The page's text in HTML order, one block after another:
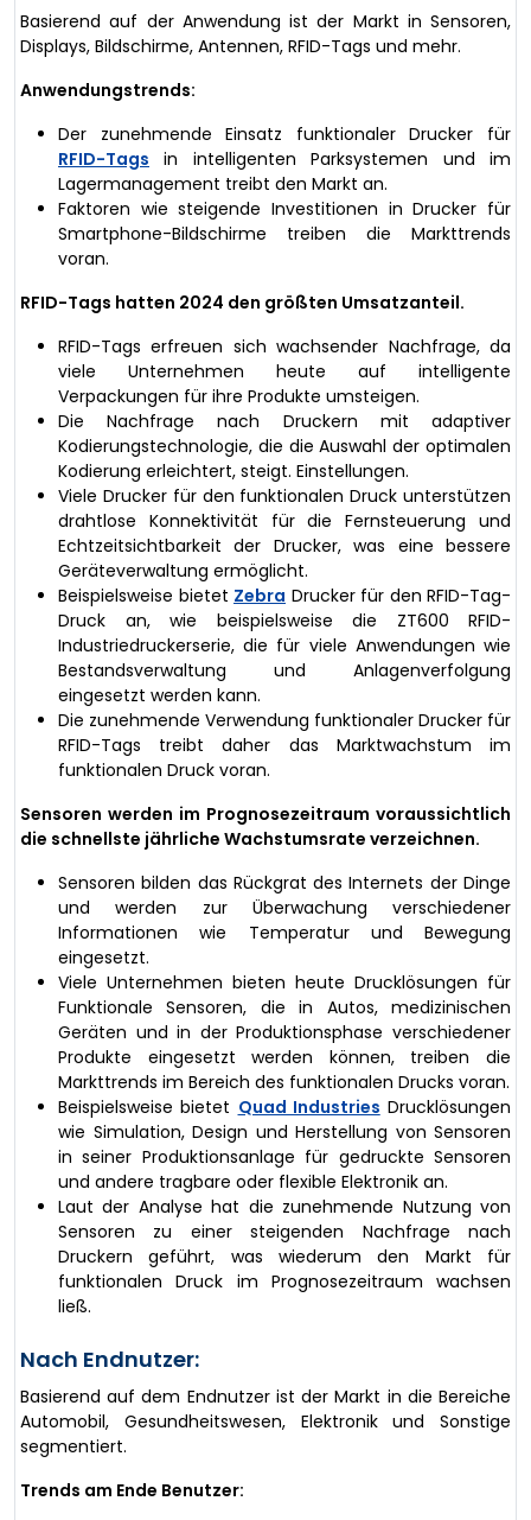
Basierend auf der Anwendung ist der Markt in Sensoren,
Displays, Bildschirme, Antennen, RFID-Tags und mehr.
Anwendungstrends:
Der zunehmende Einsatz funktionaler Drucker für
RFID-Tags in intelligenten Parksystemen und im
Lagermanagement treibt den Markt an.
Faktoren wie steigende Investitionen in Drucker für
Smartphone-Bildschirme treiben die Markttrends
voran.
RFID-Tags hatten 2024 den größten Umsatzanteil.
RFID-Tags erfreuen sich wachsender Nachfrage, da
viele Unternehmen heute auf intelligente
Verpackungen für ihre Produkte umsteigen.
Die Nachfrage nach Druckern mit adaptiver
Kodierungstechnologie, die die Auswahl der optimalen
Kodierung erleichtert, steigt. Einstellungen.
Viele Drucker für den funktionalen Druck unterstützen
drahtlose Konnektivität für die Fernsteuerung und
Echtzeitsichtbarkeit der Drucker, was eine bessere
Geräteverwaltung ermöglicht.
Beispielsweise bietet Zebra Drucker für den RFID-Tag-
Druck an, wie beispielsweise die ZT600 RFID-
Industriedruckerserie, die für viele Anwendungen wie
Bestandsverwaltung und Anlagenverfolgung
eingesetzt werden kann.
Die zunehmende Verwendung funktionaler Drucker für
RFID-Tags treibt daher das Marktwachstum im
funktionalen Druck voran.
Sensoren werden im Prognosezeitraum voraussichtlich
die schnellste jährliche Wachstumsrate verzeichnen.
Sensoren bilden das Rückgrat des Internets der Dinge
und werden zur Überwachung verschiedener
Informationen wie Temperatur und Bewegung
eingesetzt.
Viele Unternehmen bieten heute Drucklösungen für
Funktionale Sensoren, die in Autos, medizinischen
Geräten und in der Produktionsphase verschiedener
Produkte eingesetzt werden können, treiben die
Markttrends im Bereich des funktionalen Drucks voran.
Beispielsweise bietet Quad Industries Drucklösungen
wie Simulation, Design und Herstellung von Sensoren
in seiner Produktionsanlage für gedruckte Sensoren
und andere tragbare oder flexible Elektronik an.
Laut der Analyse hat die zunehmende Nutzung von
Sensoren zu einer steigenden Nachfrage nach
Druckern geführt, was wiederum den Markt für
funktionalen Druck im Prognosezeitraum wachsen
ließ.
Nach Endnutzer:
Basierend auf dem Endnutzer ist der Markt in die Bereiche
Automobil, Gesundheitswesen, Elektronik und Sonstige
segmentiert.
Trends am Ende Benutzer: